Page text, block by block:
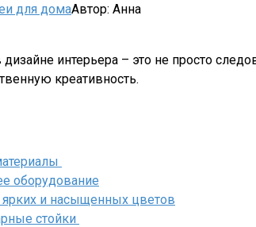
для домаАвтор: Анна
интерьера – это не просто
креативность.
оборудование
и насыщенных цветов
стойки